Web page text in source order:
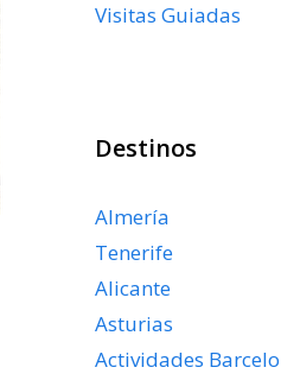
Visitas Guiadas
Destinos
Almería
Tenerife
Alicante
Asturias
Actividades